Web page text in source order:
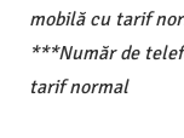
mobilă cu tarif
***Număr de
tarif normal